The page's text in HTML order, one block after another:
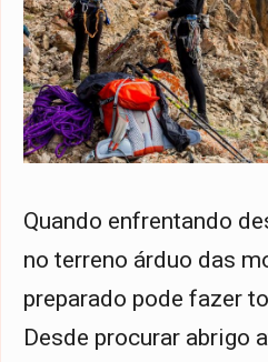
Quando enfrentando
no terreno árduo das
preparado pode fazer
Desde procurar abrigo